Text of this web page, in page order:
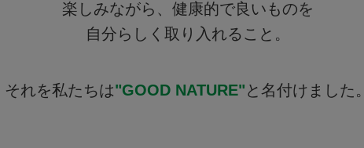
楽しみながら、健康的で良いものを
自分らしく取り入れること。
それを私たちは"GOOD NATURE"と名付けました